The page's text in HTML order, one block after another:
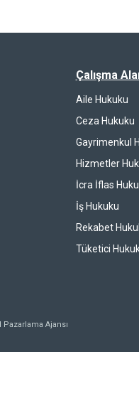
Çalışma
Aile Hukuku
Ceza Hukuku
Gayrimenkul
Hizmetler
İcra İflas
İş Hukuku
Rekabet
Tüketici
Pazarlama Ajansı